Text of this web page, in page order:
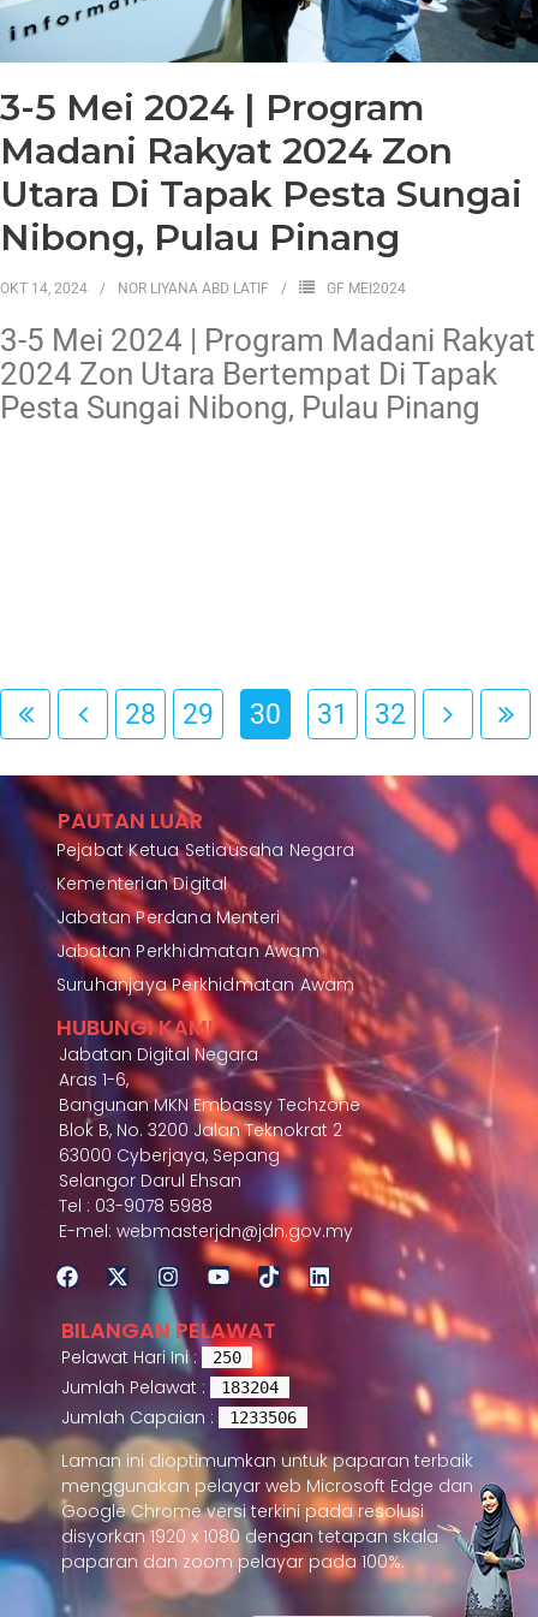
3-5 Mei 2024 | Program
Madani Rakyat 2024 Zon
Utara Di Tapak Pesta Sungai
Nibong, Pulau Pinang
OKT 14, 2024 NOR LIYANA ABD LATIF GF MEI2024
3-5 Mei 2024 | Program Madani Rakyat
2024 Zon Utara Bertempat Di Tapak
Pesta Sungai Nibong, Pulau Pinang
28 29 30 31 32
PAUTAN LUAR
Pejabat Ketua Setiausaha Negara
Kementerian Digital
Jabatan Perdana Menteri
Jabatan Perkhidmatan Awam
Suruhanjaya Perkhidmatan Awam
HUBUNGI KAMI
Jabatan Digital Negara
Aras 1-6,
Bangunan MKN Embassy Techzone
Blok B, No. 3200 Jalan Teknokrat 2
63000 Cyberjaya, Sepang
Selangor Darul Ehsan
Tel : 03-9078 5988
E-mel: webmasterjdn@jdn.gov.my
BILANGAN PELAWAT
Pelawat Hari Ini : 250
Jumlah Pelawat : 183204
Jumlah Capaian : 1233506
Laman ini dioptimumkan untuk paparan terbaik
menggunakan pelayar web Microsoft Edge dan
Google Chrome versi terkini pada resolusi
disyorkan 1920 x 1080 dengan tetapan skala
paparan dan zoom pelayar pada 100%.